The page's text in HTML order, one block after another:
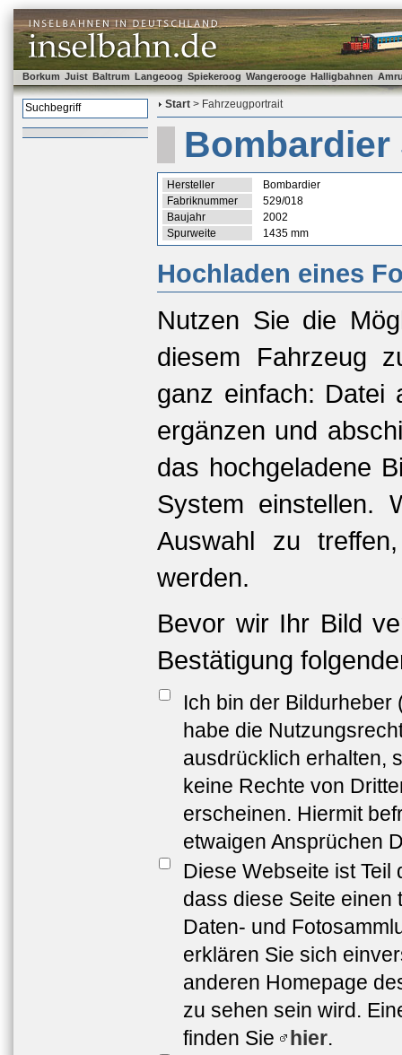
Borkum Juist Baltrum Langeoog Spiekeroog Wangerooge Halligbahnen
Start > Fahrzeugportrait
Bombardier
Hersteller
Bombardier
Fabriknummer
529/018
Baujahr
2002
Spurweite
1435 mm
Hochladen eines
Nutzen Sie die
diesem Fahrzeug
ganz einfach: Datei
ergänzen und
das hochgeladene
System einstellen.
Auswahl zu
werden.
Bevor wir Ihr Bild
Bestätigung
Ich bin der
habe die
ausdrücklich erhalten,
keine Rechte von
erscheinen. Hiermit
etwaigen Ansprüchen
Diese Webseite ist Teil
dass diese Seite einen
Daten- und
erklären Sie sich
anderen Homepage
zu sehen sein wird.
finden Sie
hier.